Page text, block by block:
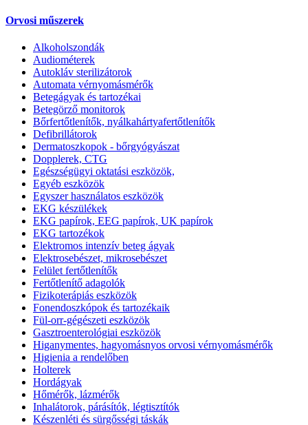
Orvosi műszerek
Alkoholszondák
Audiométerek
Autokláv sterilizátorok
Automata vérnyomásmérők
Betegágyak és tartozékai
Betegörző monitorok
Bőrfertőtlenítők, nyálkahártyafertőtlenítők
Defibrillátorok
Dermatoszkopok - bőrgyógyászat
Dopplerek, CTG
Egészségügyi oktatási eszközök,
Egyéb eszközök
Egyszer használatos eszközök
EKG készülékek
EKG papírok, EEG papírok, UK papírok
EKG tartozékok
Elektromos intenzív beteg ágyak
Elektrosebészet, mikrosebészet
Felület fertőtlenítők
Fertőtlenítő adagolók
Fizikoterápiás eszközök
Fonendoszkópok és tartozékaik
Fül-orr-gégészeti eszközök
Gasztroenterológiai eszközök
Higanymentes, hagyomásnyos orvosi vérnyomásmérők
Higienia a rendelőben
Holterek
Hordágyak
Hőmérők, lázmérők
Inhalátorok, párásítók, légtisztítók
Készenléti és sürgősségi táskák